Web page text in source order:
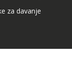
za davanje